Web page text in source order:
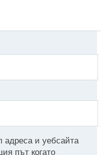
адреса и уебсайта
път когато